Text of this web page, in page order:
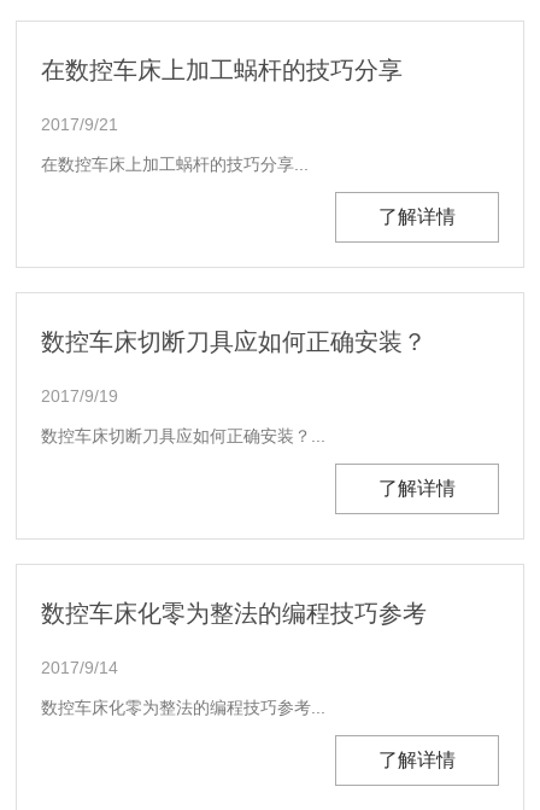
在数控车床上加工蜗杆的技巧分享
2017/9/21
在数控车床上加工蜗杆的技巧分享...
了解详情
数控车床切断刀具应如何正确安装？
2017/9/19
数控车床切断刀具应如何正确安装？...
了解详情
数控车床化零为整法的编程技巧参考
2017/9/14
数控车床化零为整法的编程技巧参考...
了解详情